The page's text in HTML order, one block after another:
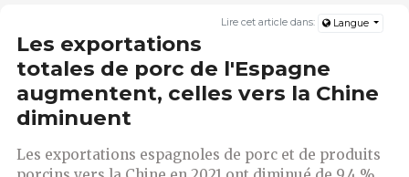
Lire cet article dans: Langue
Les exportations
totales de porc de l'Espagne
augmentent, celles vers la Chine
diminuent
Les exportations espagnoles de porc et de produits